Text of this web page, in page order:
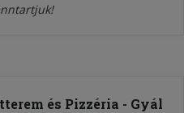
és Pizzéria - Gyál